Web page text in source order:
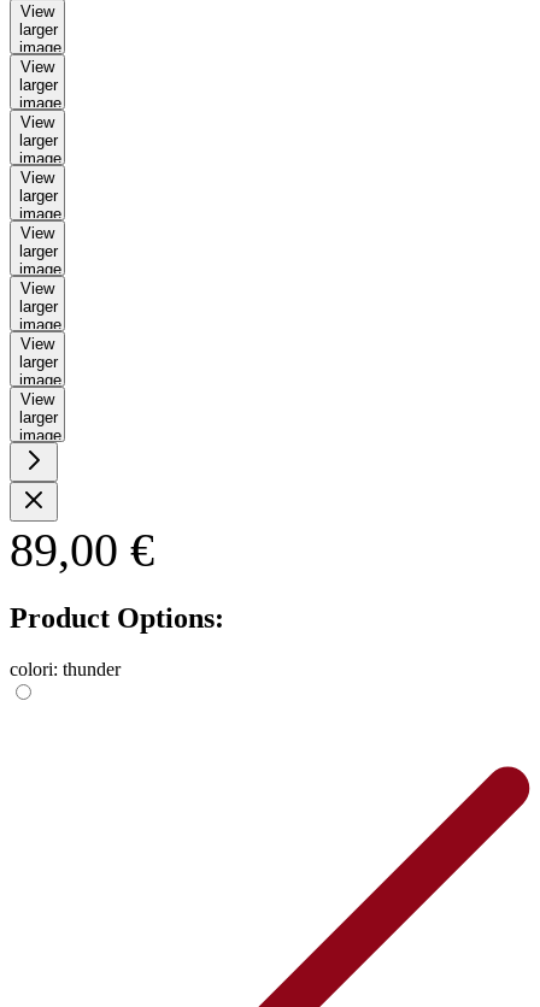
View
larger
image
View
larger
image
View
larger
image
View
larger
image
View
larger
image
View
larger
image
View
larger
image
View
larger
image
89,00 €
Product Options:
colori: thunder